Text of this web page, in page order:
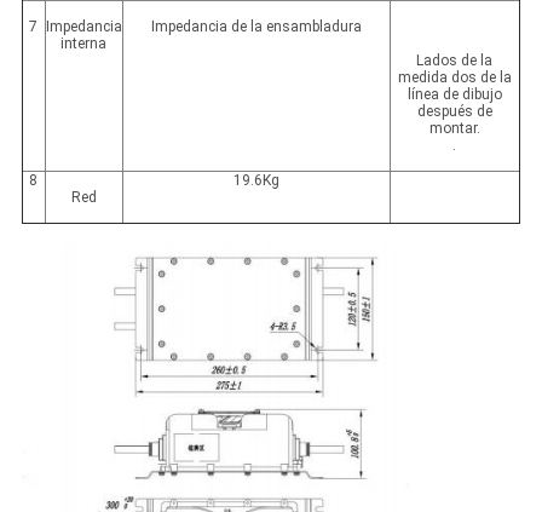
7
Impedancia
interna
Impedancia de la ensambladura
Lados de la
medida dos de la
línea de dibujo
después de
montar.
.
8
Red
19.6Kg